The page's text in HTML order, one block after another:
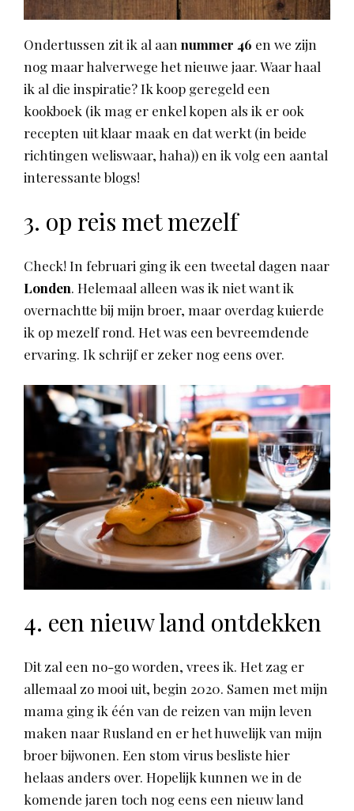
Ondertussen zit ik al aan nummer 46 en we zijn
nog maar halverwege het nieuwe jaar. Waar haal
ik al die inspiratie? Ik koop geregeld een
kookboek (ik mag er enkel kopen als ik er ook
recepten uit klaar maak en dat werkt (in beide
richtingen weliswaar, haha)) en ik volg een aantal
interessante blogs!
3. op reis met mezelf
Check! In februari ging ik een tweetal dagen naar
Londen. Helemaal alleen was ik niet want ik
overnachtte bij mijn broer, maar overdag kuierde
ik op mezelf rond. Het was een bevreemdende
ervaring. Ik schrijf er zeker nog eens over.
4. een nieuw land ontdekken
Dit zal een no-go worden, vrees ik. Het zag er
allemaal zo mooi uit, begin 2020. Samen met mijn
mama ging ik één van de reizen van mijn leven
maken naar Rusland en er het huwelijk van mijn
broer bijwonen. Een stom virus besliste hier
helaas anders over. Hopelijk kunnen we in de
komende jaren toch nog eens een nieuw land